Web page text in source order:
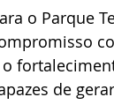
o Parque
o
de